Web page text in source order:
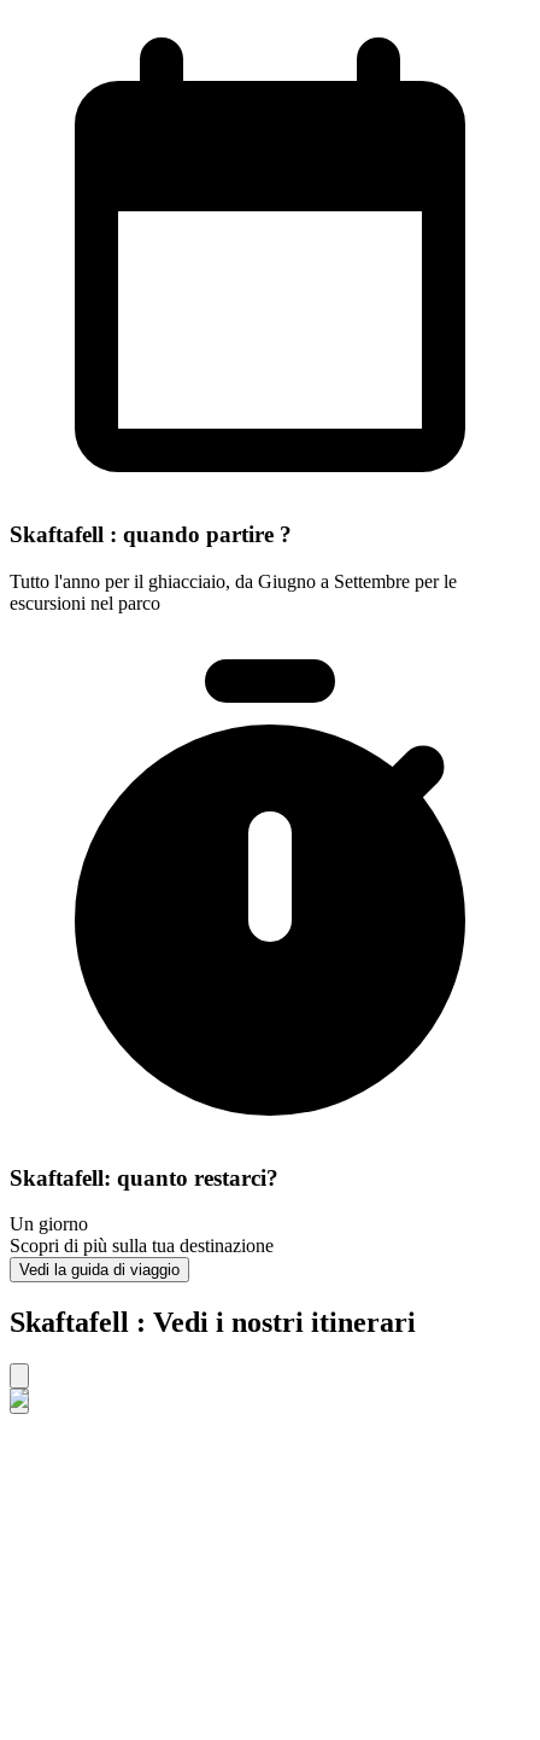
Skaftafell : quando partire ?
Tutto l'anno per il ghiacciaio, da Giugno a Settembre per le
escursioni nel parco
Skaftafell: quanto restarci?
Un giorno
Scopri di più sulla tua destinazione
Vedi la guida di viaggio
Skaftafell : Vedi i nostri itinerari